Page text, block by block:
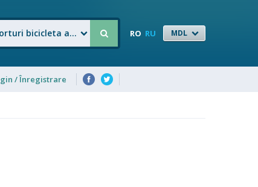
Suporturi bicicleta auto RO RU MDL
/ Înregistrare